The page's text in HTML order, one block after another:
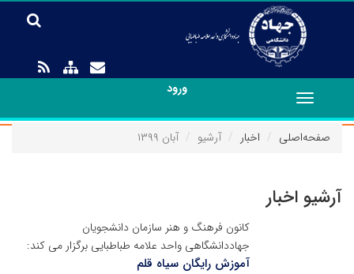
ورود
Toggle
navigation
صفحه‌اصلی
اخبار آرشیو آبان ۱۳۹۹
آرشیو اخبار
کانون فرهنگ و هنر سازمان دانشجویان
جهاددانشگاهی واحد علامه طباطبایی برگزار می کند:
آموزش رایگان سیاه قلم